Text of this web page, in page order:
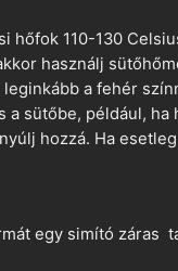
hőfok 110-130
használj
a fehér
a sütőbe, például, ha
hozzá. Ha
egy simító záras